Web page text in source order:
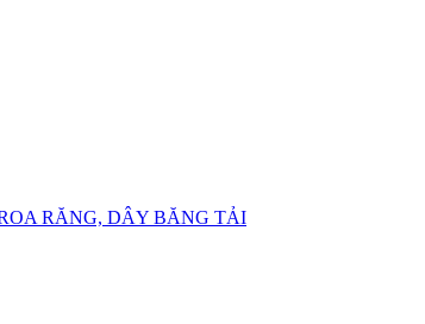
RĂNG, DÂY BĂNG TẢI